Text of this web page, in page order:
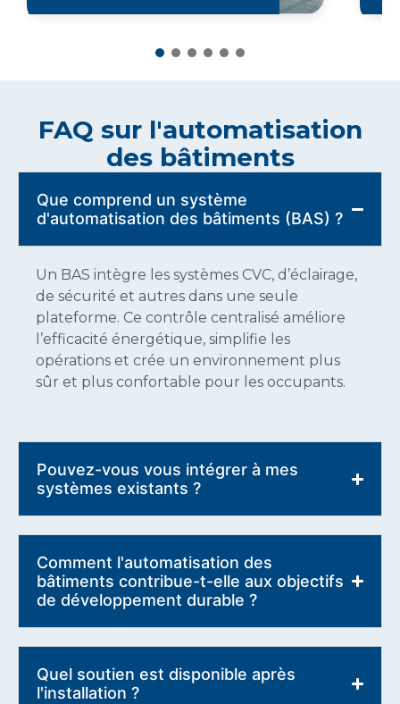
FAQ sur l'automatisation
des bâtiments
Que comprend un système
d'automatisation des bâtiments (BAS) ?
Un BAS intègre les systèmes CVC, d’éclairage,
de sécurité et autres dans une seule
plateforme. Ce contrôle centralisé améliore
l’efficacité énergétique, simplifie les
opérations et crée un environnement plus
sûr et plus confortable pour les occupants.
Pouvez-vous vous intégrer à mes
systèmes existants ?
Comment l'automatisation des
bâtiments contribue-t-elle aux objectifs
de développement durable ?
Quel soutien est disponible après
l'installation ?